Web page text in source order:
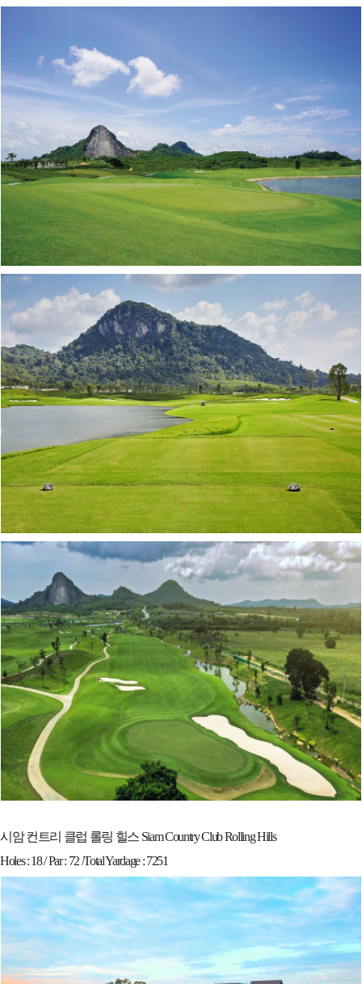
시암 컨트리 클럽 롤링 힐스 Siam Country Club Rolling Hills
Holes : 18 / Par : 72 /Total Yardage : 7251